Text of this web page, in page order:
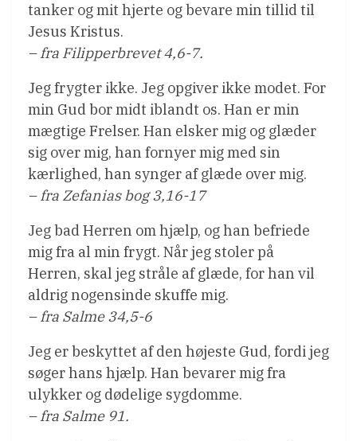
tanker og mit hjerte og bevare min tillid til
Jesus Kristus.
– fra Filipperbrevet 4,6-7.
Jeg frygter ikke. Jeg opgiver ikke modet. For
min Gud bor midt iblandt os. Han er min
mægtige Frelser. Han elsker mig og glæder
sig over mig, han fornyer mig med sin
kærlighed, han synger af glæde over mig.
– fra Zefanias bog 3,16-17
Jeg bad Herren om hjælp, og han befriede
mig fra al min frygt. Når jeg stoler på
Herren, skal jeg stråle af glæde, for han vil
aldrig nogensinde skuffe mig.
– fra Salme 34,5-6
Jeg er beskyttet af den højeste Gud, fordi jeg
søger hans hjælp. Han bevarer mig fra
ulykker og dødelige sygdomme.
– fra Salme 91.